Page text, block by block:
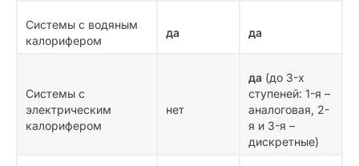
Системы с водяным
калорифером
да да
Системы с
электрическим
калорифером
нет
да (до 3-х
ступеней: 1-я –
аналоговая, 2-
я и 3-я –
дискретные)